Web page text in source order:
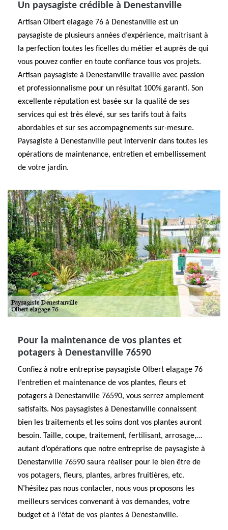
Un paysagiste crédible à Denestanville
Artisan Olbert elagage 76 à Denestanville est un
paysagiste de plusieurs années d’expérience, maitrisant à
la perfection toutes les ficelles du métier et auprès de qui
vous pouvez confier en toute confiance tous vos projets.
Artisan paysagiste à Denestanville travaille avec passion
et professionnalisme pour un résultat 100% garanti. Son
excellente réputation est basée sur la qualité de ses
services qui est très élevé, sur ses tarifs tout à faits
abordables et sur ses accompagnements sur-mesure.
Paysagiste à Denestanville peut intervenir dans toutes les
opérations de maintenance, entretien et embellissement
de votre jardin.
Pour la maintenance de vos plantes et
potagers à Denestanville 76590
Confiez à notre entreprise paysagiste Olbert elagage 76
l’entretien et maintenance de vos plantes, fleurs et
potagers à Denestanville 76590, vous serrez amplement
satisfaits. Nos paysagistes à Denestanville connaissent
bien les traitements et les soins dont vos plantes auront
besoin. Taille, coupe, traitement, fertilisant, arrosage,…
autant d’opérations que notre entreprise de paysagiste à
Denestanville 76590 saura réaliser pour le bien être de
vos potagers, fleurs, plantes, arbres fruitières, etc.
N’hésitez pas nous contacter, nous vous proposons les
meilleurs services convenant à vos demandes, votre
budget et à l’état de vos plantes à Denestanville.